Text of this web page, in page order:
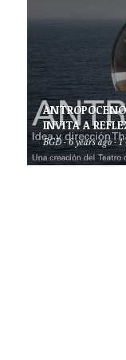
INVITA A
BGD · 6 years ago · 1